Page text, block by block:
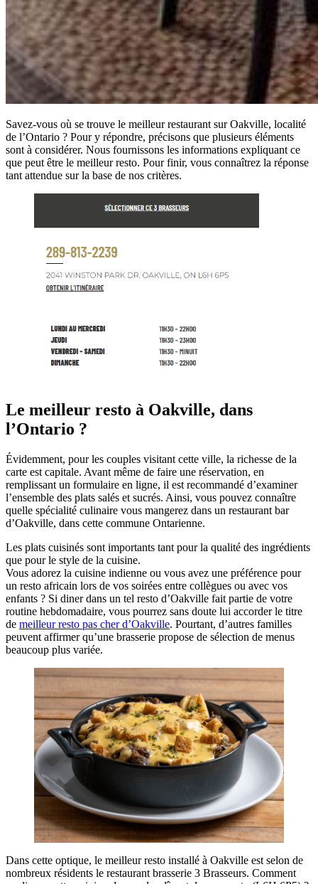
Savez-vous où se trouve le meilleur restaurant sur Oakville, localité
de l’Ontario ? Pour y répondre, précisons que plusieurs éléments
sont à considérer. Nous fournissons les informations expliquant ce
que peut être le meilleur resto. Pour finir, vous connaîtrez la réponse
tant attendue sur la base de nos critères.
Le meilleur resto à Oakville, dans
l’Ontario ?
Évidemment, pour les couples visitant cette ville, la richesse de la
carte est capitale. Avant même de faire une réservation, en
remplissant un formulaire en ligne, il est recommandé d’examiner
l’ensemble des plats salés et sucrés. Ainsi, vous pouvez connaître
quelle spécialité culinaire vous mangerez dans un restaurant bar
d’Oakville, dans cette commune Ontarienne.
Les plats cuisinés sont importants tant pour la qualité des ingrédients
que pour le style de la cuisine.
Vous adorez la cuisine indienne ou vous avez une préférence pour
un resto africain lors de vos soirées entre collègues ou avec vos
enfants ? Si diner dans un tel resto d’Oakville fait partie de votre
routine hebdomadaire, vous pourrez sans doute lui accorder le titre
de meilleur resto pas cher d’Oakville. Pourtant, d’autres familles
peuvent affirmer qu’une brasserie propose de sélection de menus
beaucoup plus variée.
Dans cette optique, le meilleur resto installé à Oakville est selon de
nombreux résidents le restaurant brasserie 3 Brasseurs. Comment